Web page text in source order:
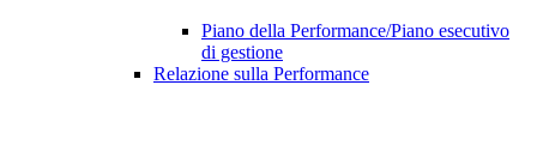
Piano della Performance/Piano esecutivo
di gestione
Relazione sulla Performance